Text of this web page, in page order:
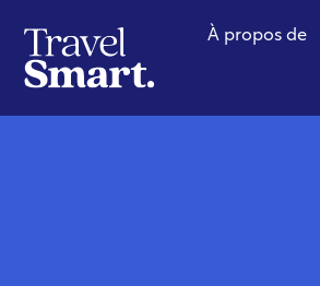
À propos de